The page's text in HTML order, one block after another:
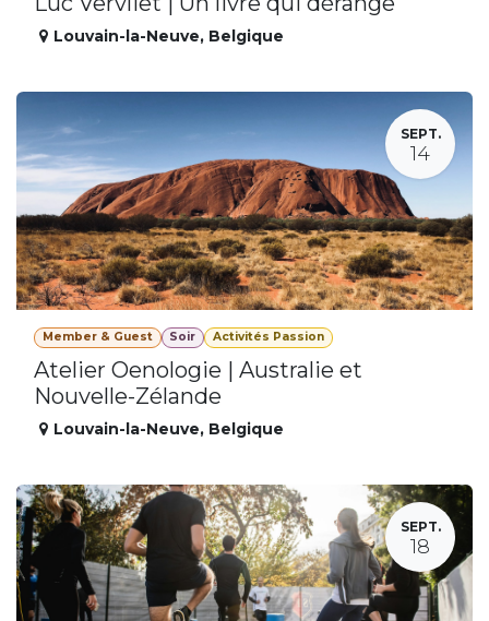
Louvain-la-Neuve, Belgique
SEPT.
14
Member & Guest Soir Activités Passion
Atelier Oenologie | Australie et
Nouvelle-Zélande
Louvain-la-Neuve, Belgique
SEPT.
18